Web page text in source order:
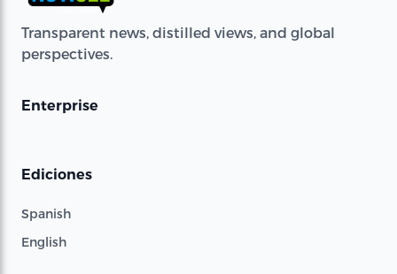
Transparent news, distilled views, and global
perspectives.
Enterprise
Ediciones
Spanish
English